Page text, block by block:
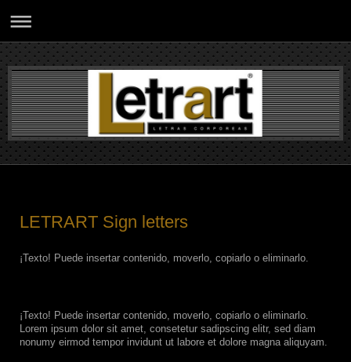
LETRART Sign letters
¡Texto! Puede insertar contenido, moverlo, copiarlo o eliminarlo.
¡Texto! Puede insertar contenido, moverlo, copiarlo o eliminarlo.
Lorem ipsum dolor sit amet, consetetur sadipscing elitr, sed diam
nonumy eirmod tempor invidunt ut labore et dolore magna aliquyam.